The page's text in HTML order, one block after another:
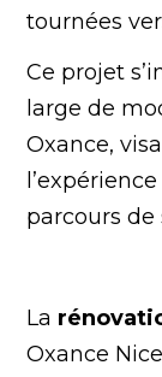
tournées
Ce projet
large de
Oxance,
parcours de
La
Oxance